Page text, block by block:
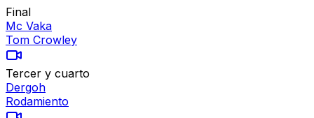
Final
Mc Vaka
Tom Crowley
Tercer y cuarto
Dergoh
Rodamiento